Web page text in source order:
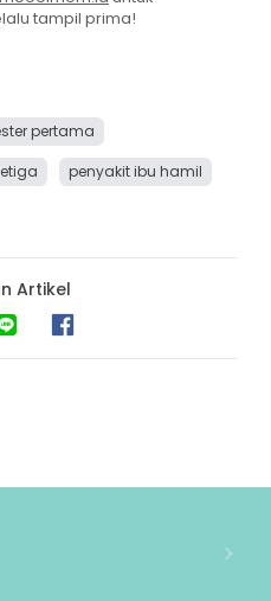
tampil prima!
pertama
penyakit ibu hamil
Artikel